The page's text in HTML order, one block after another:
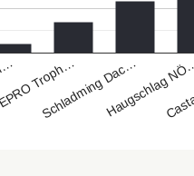
Troph…
Schladming Dac…Haugschlag